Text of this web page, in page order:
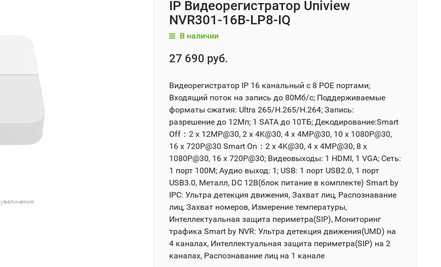
IP Видеорегистратор Uniview
NVR301-16B-LP8-IQ
В наличии
27 690 руб.
Видеорегистратор IP 16 канальный с 8 POE портами;
Входящий поток на запись до 80Мб/с; Поддерживаемые
форматы сжатия: Ultra 265/H.265/H.264; Запись:
разрешение до 12Мп; 1 SATA до 10ТБ; Декодирование:Smart
Off：2 x 12MP@30, 2 x 4K@30, 4 x 4MP@30, 10 x 1080P@30,
16 x 720P@30 Smart On：2 x 4K@30, 4 x 4MP@30, 8 x
1080P@30, 16 x 720P@30; Видеовыходы: 1 HDMI, 1 VGA; Сеть:
1 порт 100М; Аудио выход: 1; USB: 1 порт USB2.0, 1 порт
USB3.0, Металл, DC 12В(блок питание в комплекте) Smart by
IPC: Ультра детекция движения, Захват лиц, Распознавание
лиц, Захват номеров, Измерение температуры,
Интеллектуальная защита периметра(SIP), Мониторинг
трафика Smart by NVR: Ультра детекция движения(UMD) на
4 каналах, Интеллектуальная защита периметра(SIP) на 2
каналах, Распознавание лиц на 1 канале